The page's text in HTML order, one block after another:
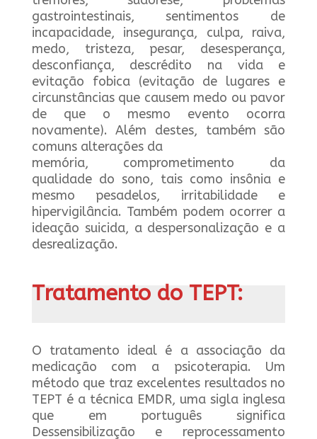
gastrointestinais, sentimentos de
incapacidade, insegurança, culpa, raiva,
medo, tristeza, pesar, desesperança,
desconfiança, descrédito na vida e
evitação fobica (evitação de lugares e
circunstâncias que causem medo ou pavor
de que o mesmo evento ocorra
novamente). Além destes, também são
comuns alterações da
memória, comprometimento da
qualidade do sono, tais como insônia e
mesmo pesadelos, irritabilidade e
hipervigilância. Também podem ocorrer a
ideação suicida, a despersonalização e a
desrealização.
Tratamento do TEPT:
O tratamento ideal é a associação da
medicação com a psicoterapia. Um
método que traz excelentes resultados no
TEPT é a técnica EMDR, uma sigla inglesa
que em português significa
Dessensibilização e reprocessamento